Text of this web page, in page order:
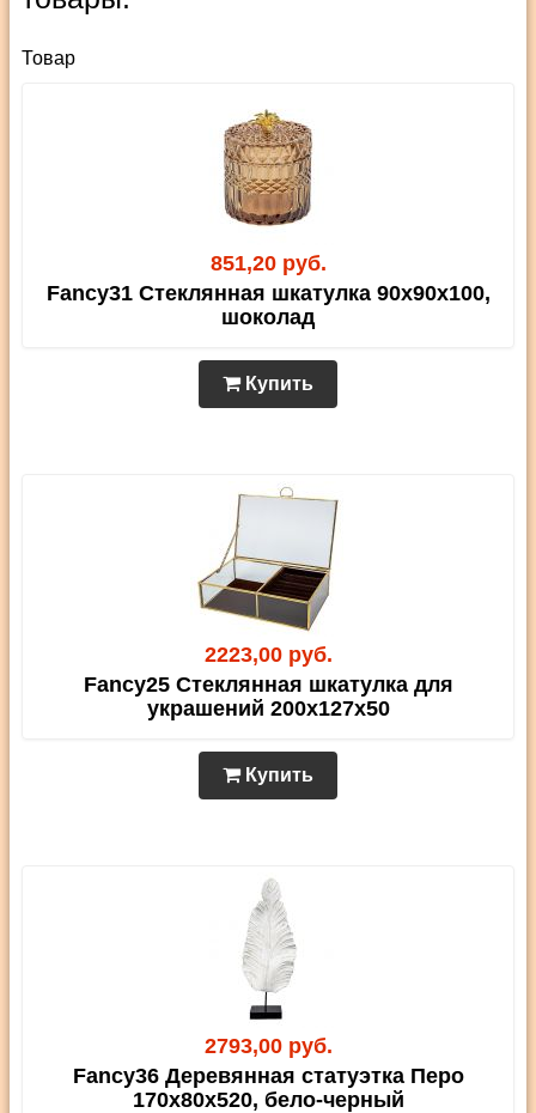
Товар
851,20 руб.
Fancy31 Стеклянная шкатулка 90х90х100,
шоколад
Купить
2223,00 руб.
Fancy25 Стеклянная шкатулка для
украшений 200х127х50
Купить
2793,00 руб.
Fancy36 Деревянная статуэтка Перо
170х80х520, бело-черный